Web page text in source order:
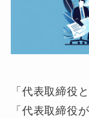
「代表取締役
「代表取締役